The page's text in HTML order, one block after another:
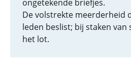
ongetekende briefjes.
De volstrekte meerderheid
leden beslist; bij staken
het lot.